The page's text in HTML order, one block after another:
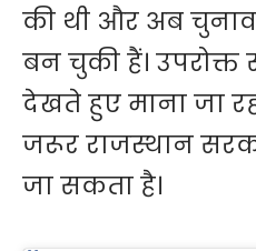
की थी और अब
बन चुकी हैं। उपरोक्त
देखते हुए माना जा
जरूर राजस्थान
जा सकता है।